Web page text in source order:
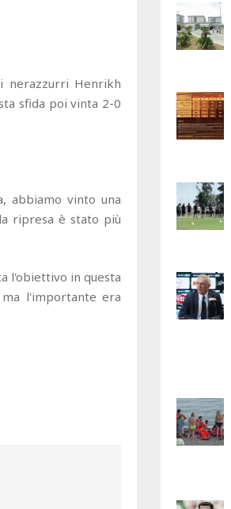
nerazzurri Henrikh
sfida poi vinta 2-0
abbiamo vinto una
ripresa è stato più
l'obiettivo in questa
l'importante era